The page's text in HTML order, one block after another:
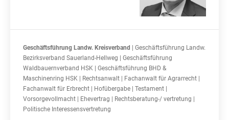
Geschäftsführung Landw. Kreisverband
| Geschäftsführung Landw.
Bezirksverband Sauerland-Hellweg | Geschäftsführung
Waldbauernverband HSK | Geschäftsführung BHD &
Maschinenring HSK | Rechtsanwalt | Fachanwalt für Agrarrecht |
Fachanwalt für Erbrecht | Hofübergabe | Testament |
Vorsorgevollmacht | Ehevertrag | Rechtsberatung-/ vertretung |
Politische Interessensvertretung